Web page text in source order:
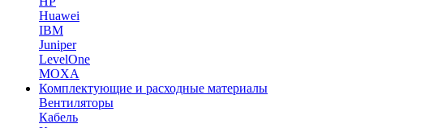
Huawei
IBM
Juniper
LevelOne
MOXA
Комплектующие и расходные материалы
Вентиляторы
Кабель